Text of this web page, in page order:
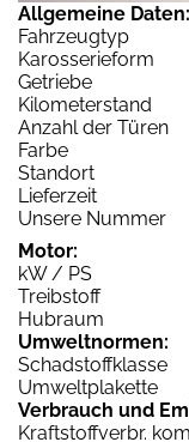
Allgemeine Daten:
Fahrzeugtyp
Karosserieform
Getriebe
Kilometerstand
Anzahl der Türen
Farbe
Standort
Lieferzeit
Unsere Nummer
Motor:
kW / PS
Treibstoff
Hubraum
Umweltnormen:
Schadstoffklasse
Umweltplakette
Verbrauch und
Kraftstoffverbr.